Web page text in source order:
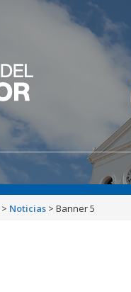
> Noticias >Banner 5